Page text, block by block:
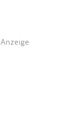
Anzeige